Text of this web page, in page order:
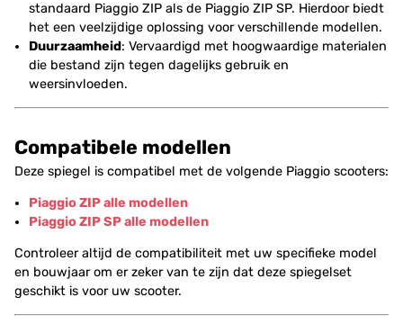
standaard Piaggio ZIP als de Piaggio ZIP SP. Hierdoor biedt
het een veelzijdige oplossing voor verschillende modellen.
Duurzaamheid: Vervaardigd met hoogwaardige materialen
die bestand zijn tegen dagelijks gebruik en
weersinvloeden.
Compatibele modellen
Deze spiegel is compatibel met de volgende Piaggio scooters:
Piaggio ZIP alle modellen
Piaggio ZIP SP alle modellen
Controleer altijd de compatibiliteit met uw specifieke model
en bouwjaar om er zeker van te zijn dat deze spiegelset
geschikt is voor uw scooter.